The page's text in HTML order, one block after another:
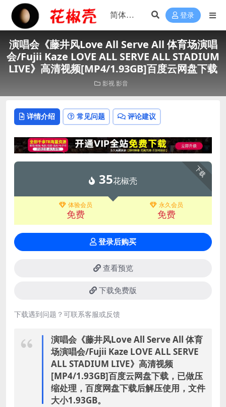
登录
演唱会《藤井风Love All Serve All 体育场演唱
会/Fujii Kaze LOVE ALL SERVE ALL STADIUM
LIVE》高清视频[MP4/1.93GB]百度云网盘下载
影视 影音
详情介绍 常见问题 评论建议
下载
35花椒壳
体验会员
免费
永久会员
免费
登录后购买
查看预览
下载免费版
下载遇到问题？可联系客服或反馈
演唱会《藤井风Love All Serve All 体育
场演唱会/Fujii Kaze LOVE ALL SERVE
ALL STADIUM LIVE》高清视频
[MP4/1.93GB]百度云网盘下载，已做压
缩处理，百度网盘下载后解压使用，文件
大小1.93GB。